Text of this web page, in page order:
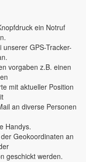
ein Notruf
GPS-Tracker-
vorgaben z.B. einen
mit aktueller Position
an diverse Personen
Handys.
Geokoordinaten an
geschickt werden.